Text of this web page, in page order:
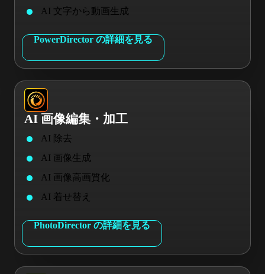
AI 文字から動画生成
PowerDirector の詳細を見る
AI 画像編集・加工
AI 除去
AI 画像生成
AI 画像高画質化
AI 着せ替え
PhotoDirector の詳細を見る